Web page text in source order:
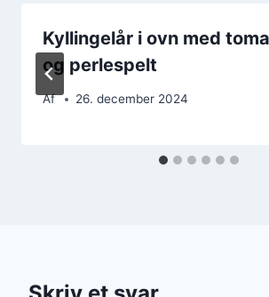
Kyllingelår i ovn med
og perlespelt
Af 26. december 2024